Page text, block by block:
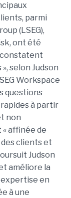
parmi
(LSEG),
ont été
selon Judson
Workspace
questions
à partir
non
affinée de
clients et
Judson
améliore la
expertise en
à une